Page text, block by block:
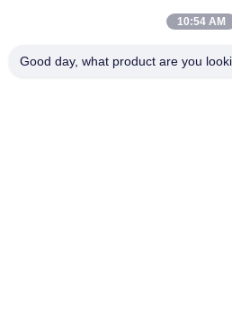
Luxusbus-Sitze
10:54 AM
Good day, what product are you